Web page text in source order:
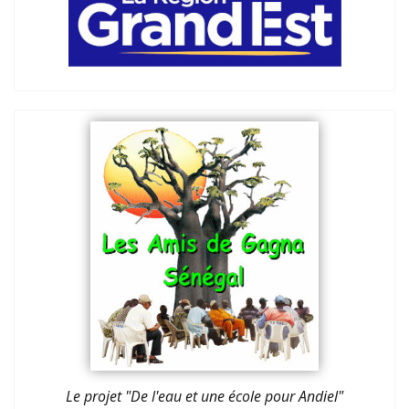
Le projet "De l'eau et une école pour Andiel"